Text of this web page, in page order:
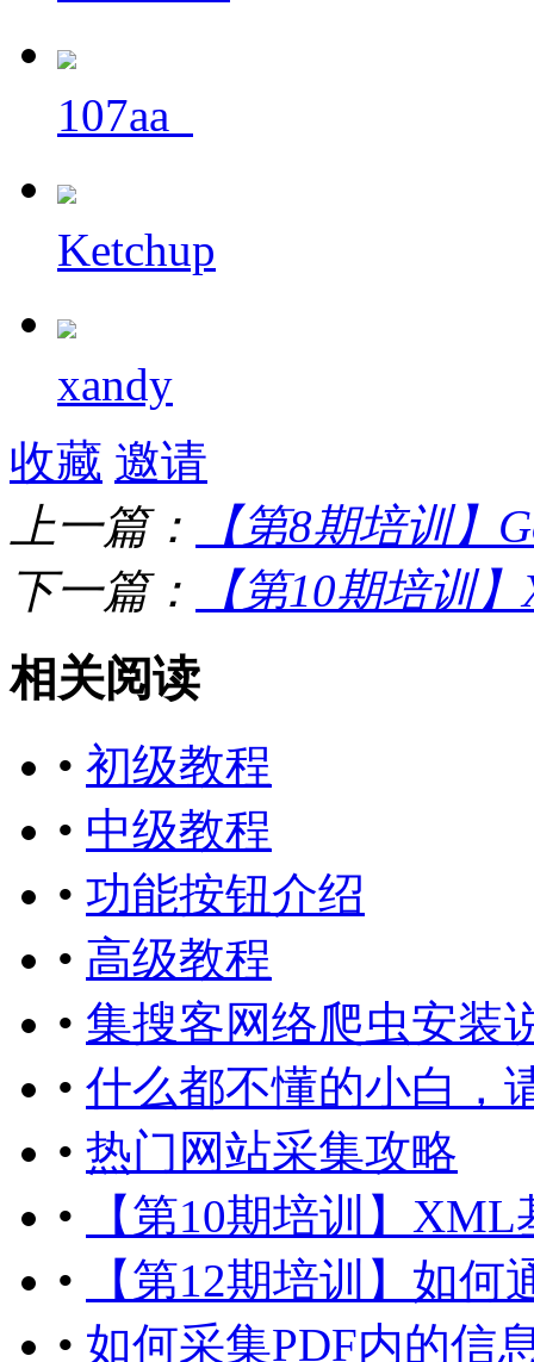
107aa_
Ketchup
xandy
收藏 邀请
上一篇：
【第8期培训】
下一篇：
【第10期培训
相关阅读
• 初级教程
• 中级教程
• 功能按钮介绍
• 高级教程
• 集搜客网络爬虫安装
• 什么都不懂的小白，
• 热门网站采集攻略
•
【第10期培训】
•
【第12期培训】如
• 如何采集PDF内的信